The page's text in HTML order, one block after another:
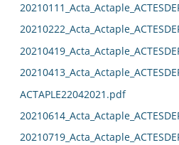
ACTAPLE22042021.pdf